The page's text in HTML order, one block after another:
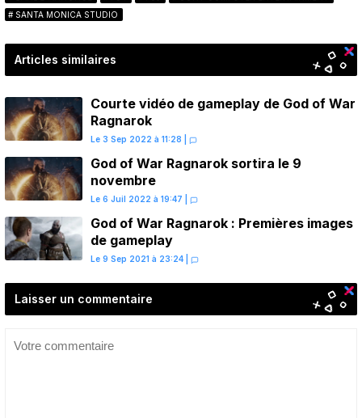
SANTA MONICA STUDIO
Articles similaires
Courte vidéo de gameplay de God of War
Ragnarok
Le 3 Sep 2022 à 11:28
God of War Ragnarok sortira le 9
novembre
Le 6 Juil 2022 à 19:47
God of War Ragnarok : Premières images
de gameplay
Le 9 Sep 2021 à 23:24
Laisser un commentaire